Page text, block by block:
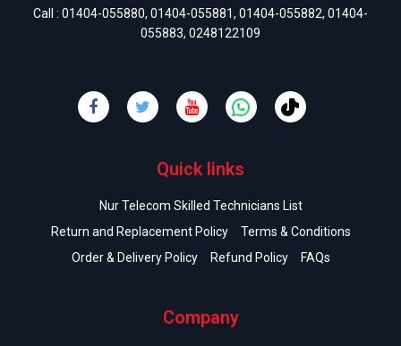
Call : 01404-055880, 01404-055881, 01404-055882, 01404-
055883, 0248122109
Quick links
Nur Telecom Skilled Technicians List
Return and Replacement Policy
Terms & Conditions
Order & Delivery Policy
Refund Policy FAQs
Company